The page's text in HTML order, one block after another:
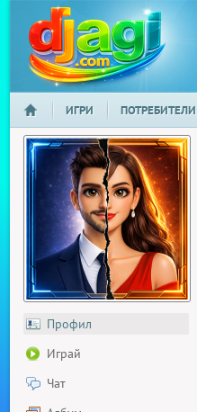
djagi.com
НАЧАЛО
ИГРИ ПОТРЕБИТЕЛИ
Профил
Играй
Чат